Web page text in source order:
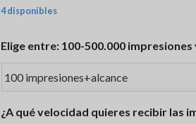
4 disponibles
Elige entre: 100-500.000 impresiones
¿A qué velocidad quieres recibir las